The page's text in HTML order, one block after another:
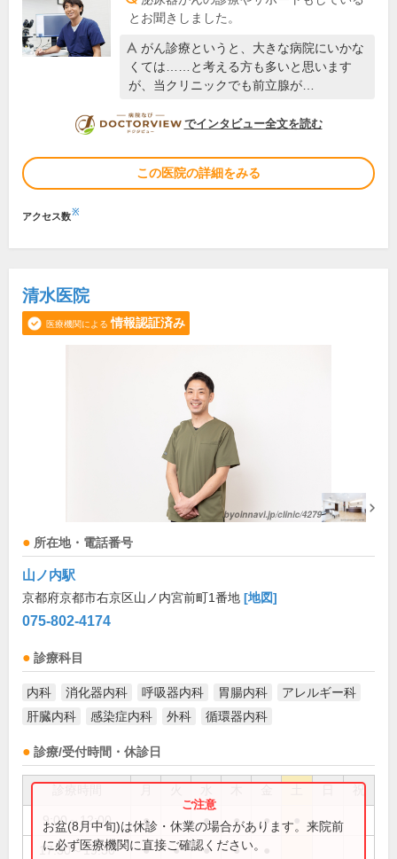
とお聞きしました。
がん診療というと、大きな病院にいかな
くては……と考える方も多いと思います
が、当クリニックでも前立腺が…
DOCTORVIEW
でインタビュー全文を読む
この医院の詳細をみる
アクセス数※
清水医院
医療機関による 情報認証済み
所在地・電話番号
山ノ内駅
京都府京都市右京区山ノ内宮前町1番地 [地図]
075-802-4174
診療科目
内科 消化器内科 呼吸器内科 胃腸内科
アレルギー科
肝臓内科
感染症内科 外科 循環器内科
診療/受付時間・休診日
祝
9:00～12:00 ● ● ● ●
17:30～19:30 ● ● ● ●
お盆(8月中旬)は休診・休業の場合があります。来院前
に必ず医療機関に直接ご確認ください。